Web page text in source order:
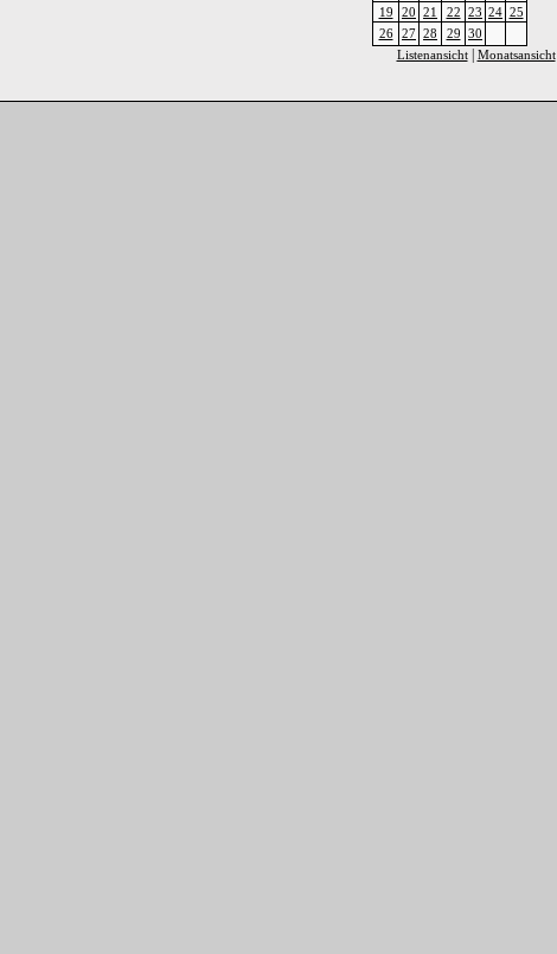
19
20 21 22 23 24 25
26
27 28 29 30
Listenansicht| Monatsansicht